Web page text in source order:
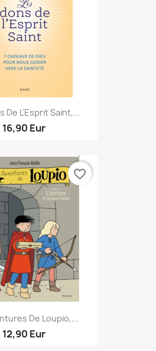
De L'Esprit Saint,...
16,90 Eur
De Loupio,...
12,90 Eur
favorite_border